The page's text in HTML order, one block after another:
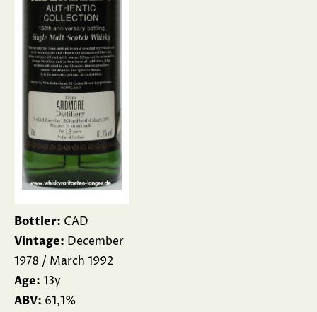
Bottler: CAD
Vintage: December
1978 / March 1992
Age: 13y
ABV: 61,1%